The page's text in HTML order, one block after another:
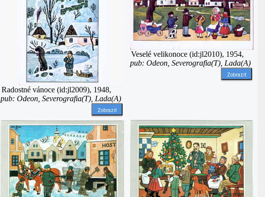
Radostné vánoce (id:jl2009), 1948,
pub: Odeon, Severografia(T), Lada(A)
Zobrazit
Veselé velikonoce (id:jl2010), 1954,
pub: Odeon, Severografia(T), Lada(A)
Zobrazit